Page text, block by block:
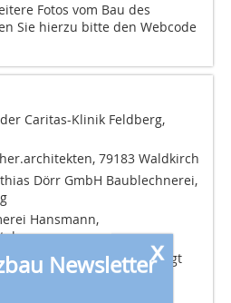
Fotos vom Bau des
Sie hierzu bitte den Webcode
Caritas-Klinik Feldberg,
79183 Wald­kirch
Dörr GmbH Baublechnerei,
Hansmann,
Titanzink, teilweise verlegt
Vapozinc, befestigt mit
x
Newsletter